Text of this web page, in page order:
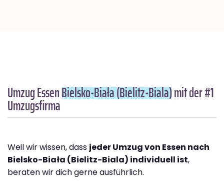
Umzug EssenBielsko-Biała (Bielitz-Biala)mit der #1
Umzugsfirma
Weil wir wissen, dass jeder Umzug von Essen nach
Bielsko-Biała (Bielitz-Biala) individuell ist,
beraten wir dich gerne ausführlich.